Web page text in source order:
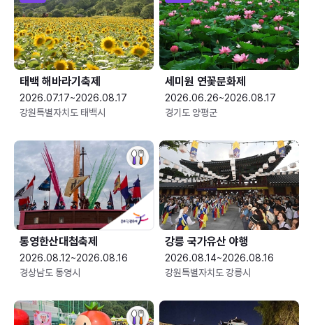
태백 해바라기축제
2026.07.17~2026.08.17
강원특별자치도 태백시
세미원 연꽃문화제
2026.06.26~2026.08.17
경기도 양평군
통영한산대첩축제
2026.08.12~2026.08.16
경상남도 통영시
강릉 국가유산 야행
2026.08.14~2026.08.16
강원특별자치도 강릉시